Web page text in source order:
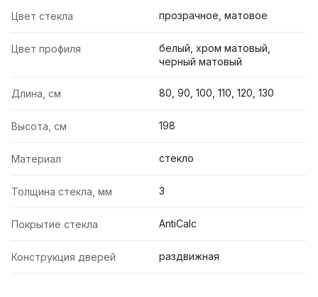
Цвет стекла прозрачное, матовое
Цвет профиля
белый, хром матовый,
черный матовый
Длина, см 80, 90, 100, 110, 120, 130
Высота, см 198
Материал стекло
Толщина стекла, мм 3
Покрытие стекла AntiCalc
Конструкция дверей раздвижная